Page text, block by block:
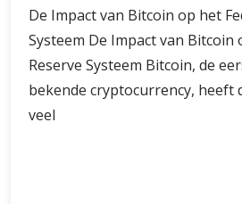
De Impact van Bitcoin op het
Systeem De Impact van Bitcoin
Reserve Systeem Bitcoin, de
bekende cryptocurrency, heeft
veel